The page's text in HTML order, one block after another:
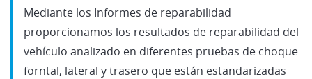
Mediante los Informes de reparabilidad
proporcionamos los resultados de reparabilidad del
vehículo analizado en diferentes pruebas de choque
forntal, lateral y trasero que están estandarizadas